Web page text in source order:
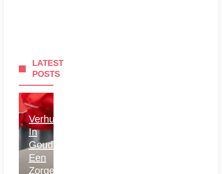
LATEST
POSTS
Verhuizen
In
Gouda:
Een
Zorgeloze